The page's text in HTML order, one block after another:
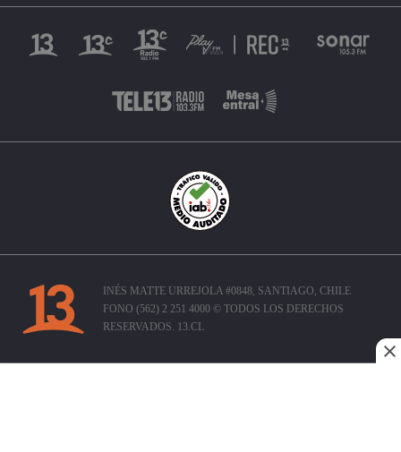
INÉS MATTE URREJOLA #0848, SANTIAGO, CHILE
FONO (562) 2 251 4000 © TODOS LOS DERECHOS
RESERVADOS. 13.CL